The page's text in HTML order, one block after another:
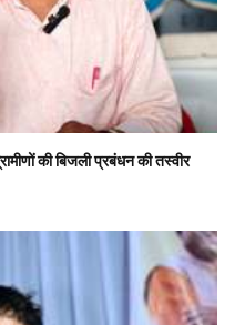
की बिजली प्रबंधन की तस्वीर